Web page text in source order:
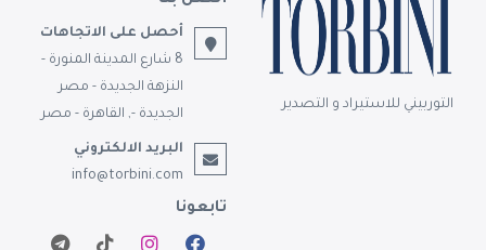
التوربيني للاستيراد و التصدير
أحصل على الاتجاهات
8 شارع المدينة المنورة -
النزهة الجديدة - مصر
الجديدة -, القاهرة - مصر
البريد الالكتروني
info@torbini.com
تابعونا